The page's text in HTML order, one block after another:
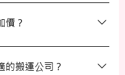
客戶提供包裝物料。如有需
們的客戶服務員查詢。
價？
，會根據您提供的物品清單
絕無隱藏費用。除非搬運當
的搬運公司？